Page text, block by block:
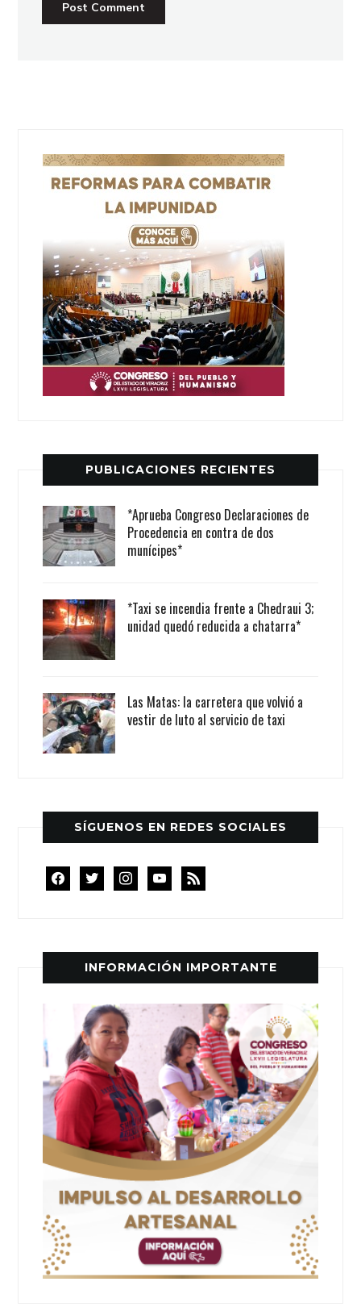
PUBLICACIONES RECIENTES
*Aprueba Congreso Declaraciones de
Procedencia en contra de dos
munícipes*
*Taxi se incendia frente a Chedraui 3;
unidad quedó reducida a chatarra*
Las Matas: la carretera que volvió a
vestir de luto al servicio de taxi
SÍGUENOS EN REDES SOCIALES
facebooktwitterinstagramyoutube
rss
INFORMACIÓN IMPORTANTE